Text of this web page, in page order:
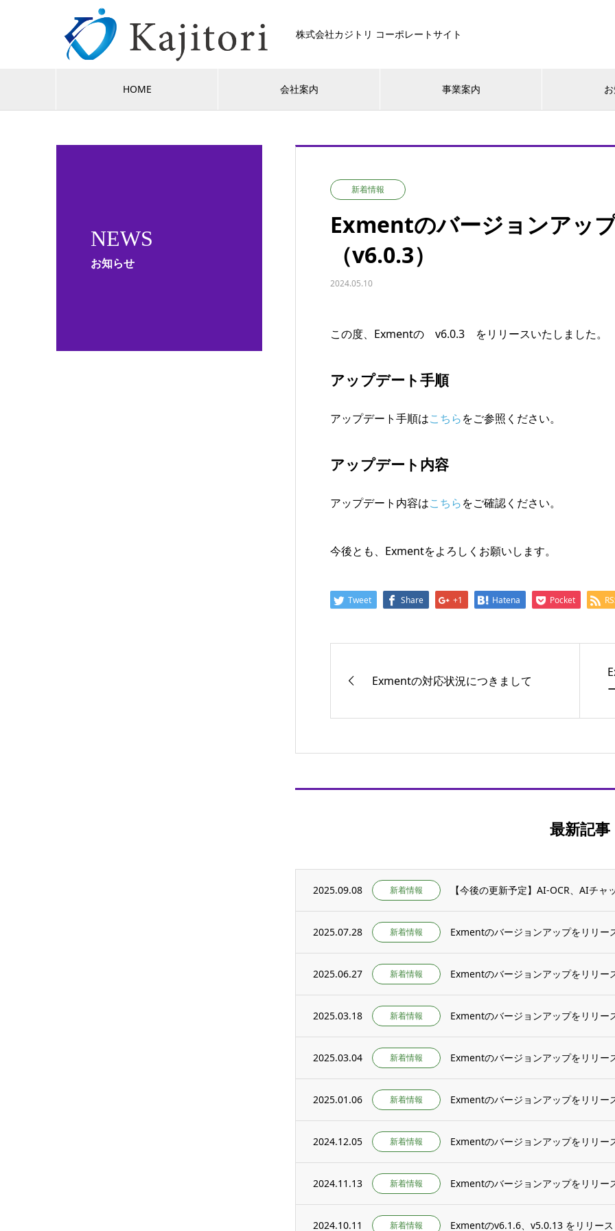
株式会社カジトリ コーポレートサイト
HOME 会社案内 事業案内
NEWS
お知らせ
新着情報
Exmentのバージョンアッ
（v6.0.3）
2024.05.10
この度、Exmentの v6.0.3 をリリースいたしました。
アップデート手順
アップデート手順はこちらをご参照ください。
アップデート内容
アップデート内容はこちらをご確認ください。
今後とも、Exmentをよろしくお願いします。
Tweet Share +1 Hatena Pocket
Exmentの対応状況につきまして
最新記事
2025.09.08 新着情報 【今後の更新予定】AI-OCR、AIチャ
2025.07.28 新着情報 Exmentのバージョンアップをリリー
2025.06.27 新着情報 Exmentのバージョンアップをリリー
2025.03.18 新着情報 Exmentのバージョンアップをリリー
2025.03.04 新着情報 Exmentのバージョンアップをリリー
2025.01.06 新着情報 Exmentのバージョンアップをリリー
2024.12.05 新着情報 Exmentのバージョンアップをリリー
2024.11.13 新着情報 Exmentのバージョンアップをリリー
2024.10.11 新着情報 Exmentのv6.1.6、v5.0.13 をリリー